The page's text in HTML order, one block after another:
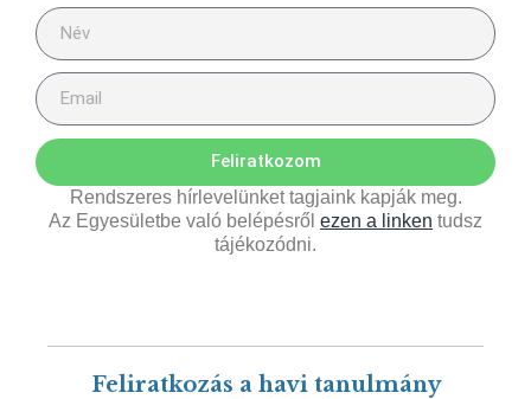
Feliratkozom
Rendszeres hírlevelünket tagjaink kapják meg.
Az Egyesületbe való belépésről ezen a linken tudsz
tájékozódni.
Feliratkozás a havi tanulmány